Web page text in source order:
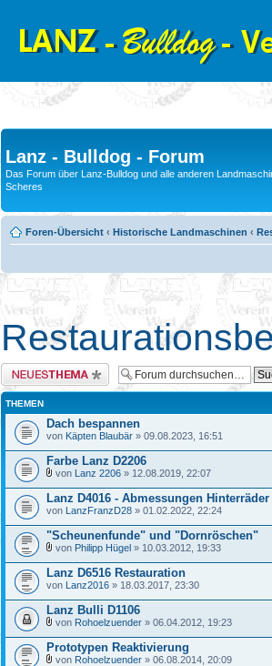
Lanz - Bulldog - Forum
Das Forum über Lanz-Bulldog und alle anderen
Scheres
Foren-Übersicht ‹ Historische Landmaschinen ‹
Neues Thema erstellen
THEMEN
Dach bespannen
von Käpten Blaubär » 09.08.2023, 16:51
Farbe Lanz D2206
von Lanz 2206 » 12.08.2019, 22:07
Lanz D4016 - Abmessungen Hinterräder
von LanzFranzD28 » 01.02.2022, 22:24
"Scheunenfunde" und "Dornröschen"
von Philipp Hügel » 10.03.2012, 19:33
Lanz D6516 Restauration
von Lanz2016 » 18.03.2017, 23:30
Lanz Bulli D1106
von Rohoelzuender » 06.04.2012, 19:23
Prototypen Reaktivierung
von Rohoelzuender » 06.08.2014, 20:09